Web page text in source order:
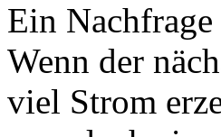
Ein
Wenn der
viel Strom